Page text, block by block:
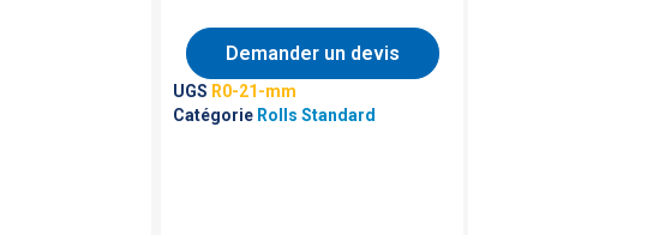
Demander un devis
UGS R0-21-mm
Catégorie Rolls Standard